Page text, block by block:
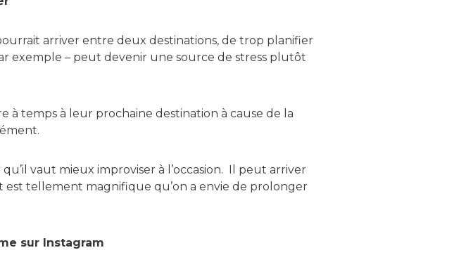
arriver entre deux destinations, de trop planifier
exemple – peut devenir une source de stress plutôt
à temps à leur prochaine destination à cause de la
vaut mieux improviser à l’occasion. Il peut arriver
est tellement magnifique qu’on a envie de prolonger
sur Instagram